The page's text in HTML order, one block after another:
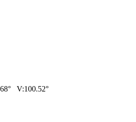
V:100.52°